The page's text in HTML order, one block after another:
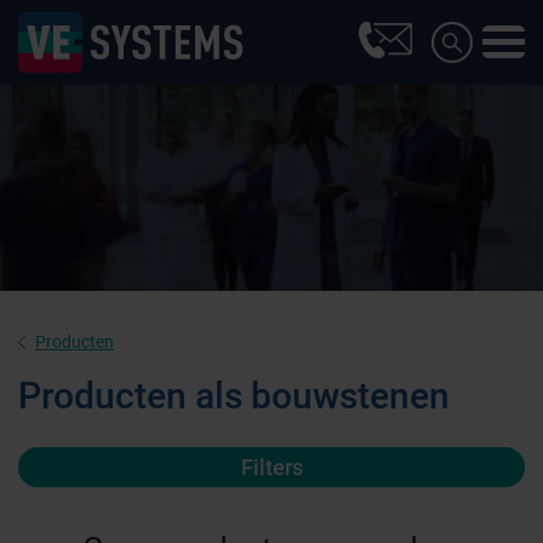
Producten
Producten als bouwstenen
Filters